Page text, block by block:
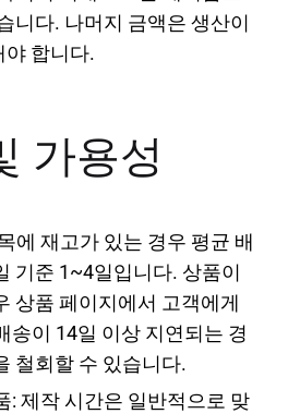
니다. 나머지 금액은 생산이
합니다.
가용성
에 재고가 있는 경우 평균 배
기준 1~4일입니다. 상품이
상품 페이지에서 고객에게
송이 14일 이상 지연되는 경
철회할 수 있습니다.
: 제작 시간은 일반적으로 맞